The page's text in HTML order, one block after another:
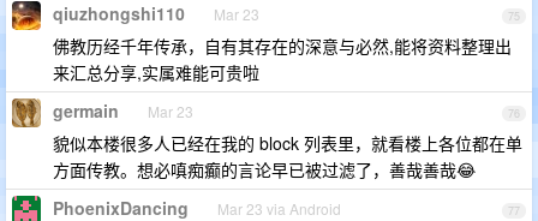
75
qiuzhongshi110 Mar 23
佛教历经千年传承，自有其存在的深意与必然,能将资料整理出
来汇总分享,实属难能可贵啦
76
germain Mar 23
貌似本楼很多人已经在我的 block 列表里，就看楼上各位都在单
方面传教。想必嗔痴癫的言论早已被过滤了，善哉善哉😂
77
PhoenixDancing Mar 23 via Android